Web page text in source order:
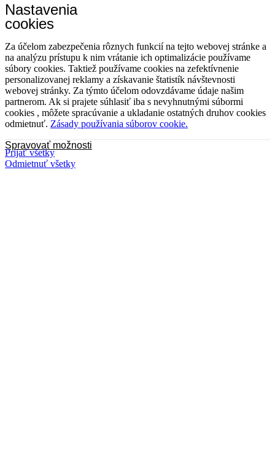
Nastavenia
cookies
Za účelom zabezpečenia rôznych funkcií na tejto webovej stránke a
na analýzu prístupu k nim vrátanie ich optimalizácie používame
súbory cookies. Taktiež používame cookies na zefektívnenie
personalizovanej reklamy a získavanie štatistík návštevnosti
webovej stránky. Za týmto účelom odovzdávame údaje našim
partnerom. Ak si prajete súhlasiť iba s nevyhnutnými súbormi
cookies , môžete spracúvanie a ukladanie ostatných druhov cookies
odmietnuť. Zásady používania súborov cookie.
Spravovať možnosti
Prijať všetky
Odmietnuť všetky